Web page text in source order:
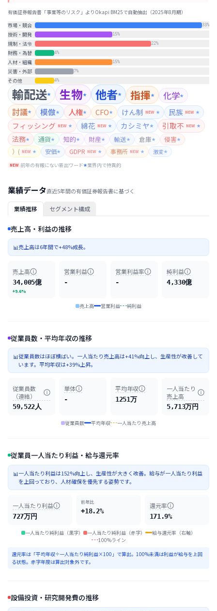
有価証券報告書「事業等のリスク」よりOkapi BM25で自動抽出（2025年8月期）
市場・競合
33%
技術・開発 15%
規制・法令 22%
財務・為替 4%
人材・組織 15%
災害・外部 7%
その他 4%
輸配送★ 生物★ 他者★ 指揮★ 化学★
討議★ 模倣★ 人権★ CFO★ けん制 NEW ★ 民族 NEW ★
フィッシング NEW ★ 綿花 NEW ★ カシミヤ★ 引取不 NEW ★
法務★ 通貨★ 知的★ 財産★ 輸送★ 倉庫★ 侵害★
）( NEW ★ 安価★ GDPR NEW ★ 事務所 NEW ★ 激変★
NEW 前年の有報にない新出ワード★業界内で特異的
業績データ直近5年間の有価証券報告書に基づく
業績推移 セグメント構成
売上高・利益の推移
📊売上高は6年間で+48%成長。
売上高
34,005億
+9.6%
営業利益
-
営業利益率
-
純利益
4,330億
売上高 営業利益 純利益
従業員数・平均年収の推移
📊従業員数はほぼ横ばい。一人当たり売上高は+41%向上し、生産性が改善して
います。平均年収は+39%上昇。
従業員数
（連結）
59,522人
単体
-
平均年収
1251万
一人当たり
売上高
5,713万円
従業員数 平均年収 一人当たり売上高
従業員一人当たり利益・給与還元率
📊一人当たり利益は152%向上し、生産性が大きく改善。給与が一人当たり利益
を上回っており、人材確保を優先する姿勢です。
一人当たり利益
727万円
前年比
+18.2%
還元率
171.9%
一人当たり純利益（黒字） 一人当たり純利益（赤字）
給与還元率（右軸）
100%ライン
還元率は「平均年収÷一人当たり純利益×100」で算出。100%未満は利益が給与を上回
る状態。赤字年度は算出対象外です。
設備投資・研究開発費の推移